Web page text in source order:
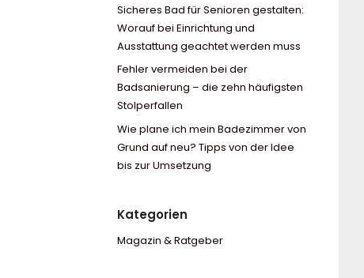
Sicheres Bad für Senioren gestalten:
Worauf bei Einrichtung und
Ausstattung geachtet werden muss
Fehler vermeiden bei der
Badsanierung – die zehn häufigsten
Stolperfallen
Wie plane ich mein Badezimmer von
Grund auf neu? Tipps von der Idee
bis zur Umsetzung
Kategorien
Magazin & Ratgeber